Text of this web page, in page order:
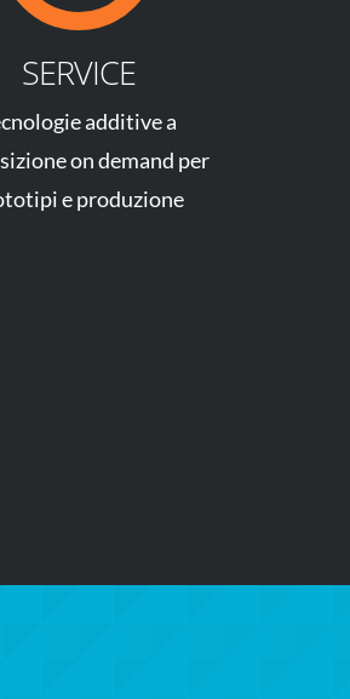
SERVICE
additive a
on demand per
e produzione